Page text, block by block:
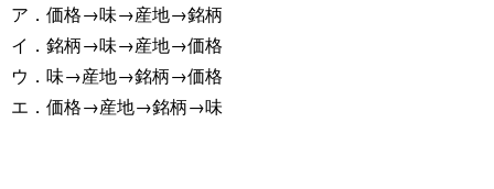
ア．価格→味→産地→銘柄
イ．銘柄→味→産地→価格
ウ．味→産地→銘柄→価格
エ．価格→産地→銘柄→味